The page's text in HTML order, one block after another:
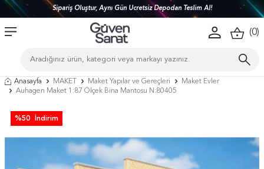
Sipariş Oluştur, Aynı Gün Ücretsiz Depodan Teslim Al!
(0)
Anasayfa MAKET Maket Yapılar ve Gereçleri
Maket Evler
Auhagen Maket 1:87 Ölçek Bina Mantosu N:80405
%50İndirim